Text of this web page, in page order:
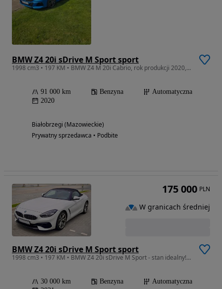
BMW Z4 20i sDrive M Sport sport
1998 cm3 • 197 KM • BMW Z4 M 20i Cabrio, rok produkcji 2020, pierwsza rejestracja 2021, pr
91 000 km Benzyna
Automatyczna
2020
Białobrzegi (Mazowieckie)
Prywatny sprzedawca • Podbite
BMW Z4 20i sDrive M Sport sport
1998 cm3 • 197 KM • BMW Z4 20i sDrive M Sport - stan idealny! Nigdy nie używane w Polsce!
30 000 km Benzyna
Automatyczna
175 000 PLN
W granicach średniej